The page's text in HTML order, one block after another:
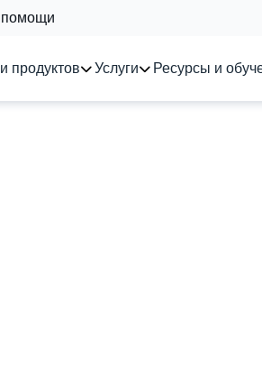
помощи
продуктов Услуги Ресурсы и